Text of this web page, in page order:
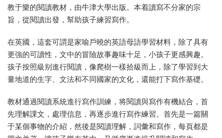
教于樂的閱讀教材，由牛津大學出版。本着讀寫不分家的宗
旨，從閱讀出發，幫助孩子練習寫作。
在英國，這套可謂是家喻戶曉的英語母語學習材料，除了具有
更強的可讀性，文中的冒險故事趣味十足，小孩子更感興趣。
孩子按照級别進行閱讀，像爬樹一樣拾級而上，除了學習到大
量地道的生字、文法和不同國家的文化，還能打下寫作基礎。
教材通過閱讀系統進行寫作訓練，将閱讀與寫作有機結合，首
先理解課文，處理信息，再逐步進行寫作練習。首先是一篇關
于某個事物的介紹，然後是閱讀理解，詞彙和寫作，每頁都是